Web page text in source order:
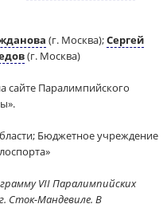
(г. Москва);Сергей
(г. Москва)
сайте Паралимпийского
Бюджетное учреждение
VII Паралимпийских
Сток-Мандевиле. В